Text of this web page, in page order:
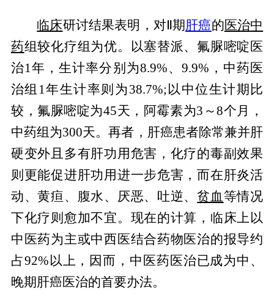
临床研讨结果表明，对Ⅱ期 肝癌的 医治中
药组较化疗组为优。以塞替派、氟脲嘧啶医
治1年，生计率分别为8.9%、9.9%，中药医
治组1年生计率则为38.7%;以中位生计期比
较，氟脲嘧啶为45天，阿霉素为3～8个月，
中药组为300天。再者，肝癌患者除常兼并肝
硬变外且多有肝功用危害，化疗的毒副效果
则更能促进肝功用进一步危害，而在肝炎活
动、黄疸、腹水、厌恶、吐逆、贫血 等情况
下化疗则愈加不宜。现在的计算，临床上以
中医药为主或中西医结合药物医治的报导约
占92%以上，因而，中医药医治已成为中、
晚期肝癌医治的首要办法。